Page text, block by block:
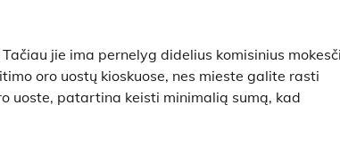
jie ima pernelyg didelius komisinius
oro uostų kioskuose, nes mieste galite rasti
uoste, patartina keisti minimalią sumą, kad